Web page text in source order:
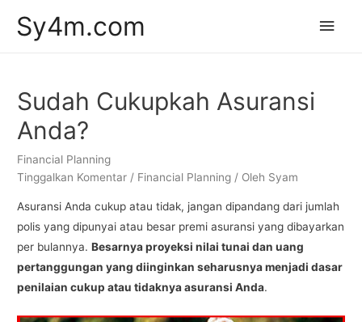
Sy4m.com
Sudah Cukupkah Asuransi
Anda?
Financial Planning
Tinggalkan Komentar / Financial Planning / Oleh Syam
Asuransi Anda cukup atau tidak, jangan dipandang dari jumlah
polis yang dipunyai atau besar premi asuransi yang dibayarkan
per bulannya.Besarnya proyeksi nilai tunai dan uang
pertanggungan yang diinginkan seharusnya menjadi dasar
penilaian cukup atau tidaknya asuransi Anda.